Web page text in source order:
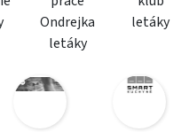
Ondrejka
letáky
letáky